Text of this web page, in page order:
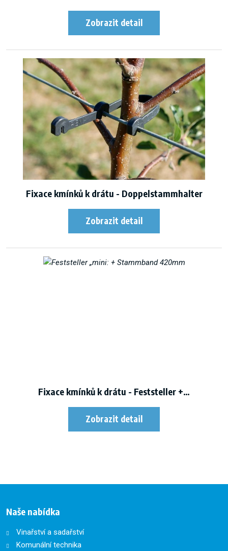
Fixace kmínků k drátu - Doppelstammhalter
Fixace kmínků k drátu - Feststeller +…
Naše nabídka
Vinařství a sadařství
Komunální technika